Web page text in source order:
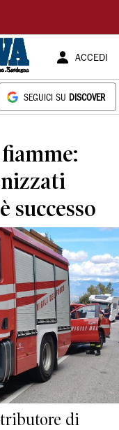
ACCEDI
SEGUICI SU DISCOVER
successo
di